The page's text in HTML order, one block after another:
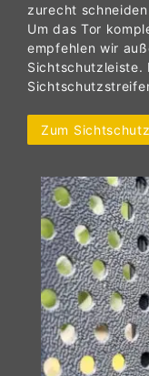
zurecht
Um das Tor
empfehlen wir
Sichtschutzleiste.
Zum